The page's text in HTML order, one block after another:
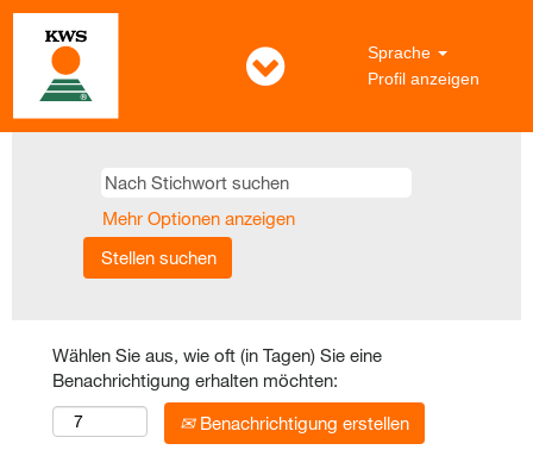
Sprache
Profil anzeigen
Mehr Optionen anzeigen
Wählen Sie aus, wie oft (in Tagen) Sie eine
Benachrichtigung erhalten möchten:
Benachrichtigung erstellen